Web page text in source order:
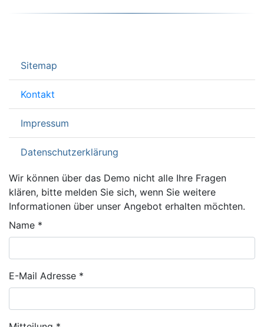
Sitemap
Kontakt
Impressum
Datenschutzerklärung
Wir können über das Demo nicht alle Ihre Fragen
klären, bitte melden Sie sich, wenn Sie weitere
Informationen über unser Angebot erhalten möchten.
Name *
E-Mail Adresse *